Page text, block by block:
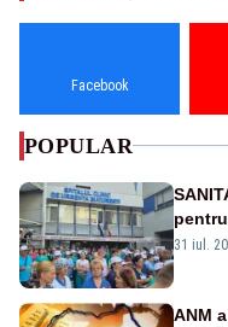
Facebook
POPULAR
Legii
31 iul.
ANM